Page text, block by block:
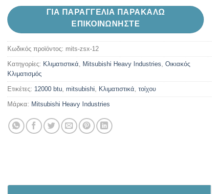
ΓΙΑ ΠΑΡΑΓΓΕΛΙΑ ΠΑΡΑΚΑΛΩ
ΕΠΙΚΟΙΝΩΝΗΣΤΕ
Κωδικός προϊόντος: mits-zsx-12
Κατηγορίες: Kλιματιστικά Mitsubishi Heavy Industries Oικιακός
Κλιματισμός
Ετικέτες: 12000 btu mitsubishi Κλιματιστικά τοίχου
Μάρκα: Mitsubishi Heavy Industries